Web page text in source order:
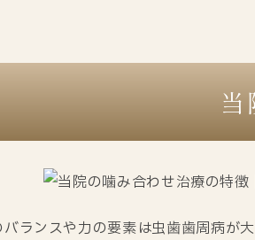
ランスや力の要素は虫歯歯周病が